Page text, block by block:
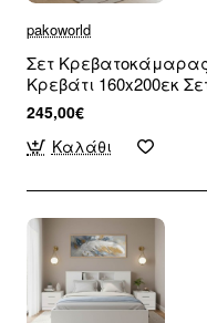
pakoworld
Σετ Κρεβατοκάμαρας
Κρεβάτι 160x200εκ
245,00€
Καλάθι